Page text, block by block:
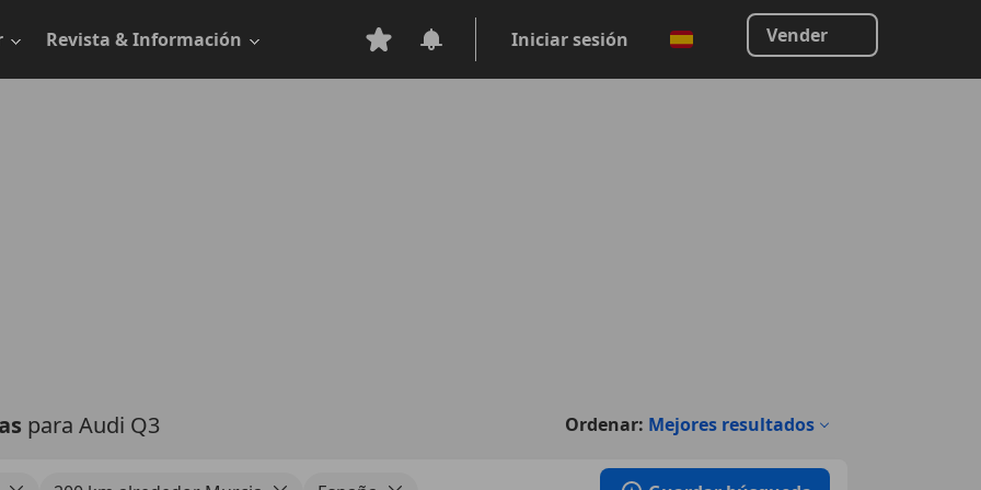
Revista & Información Iniciar sesión Vender
para Audi Q3 Ordenar: Mejores resultados